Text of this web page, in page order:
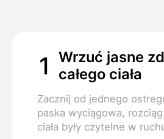
1
Wrzuć jasne
całego ciała
Zacznij od jednego
paska wyciągowa,
ciała były czytelne w